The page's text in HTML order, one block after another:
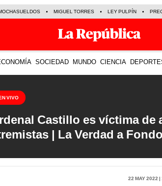
MIGUEL TORRES LEY PULPÍN
SOCIEDAD MUNDO CIENCIA
VIVO
Castillo es víctima de
| La Verdad a
22 May 2022